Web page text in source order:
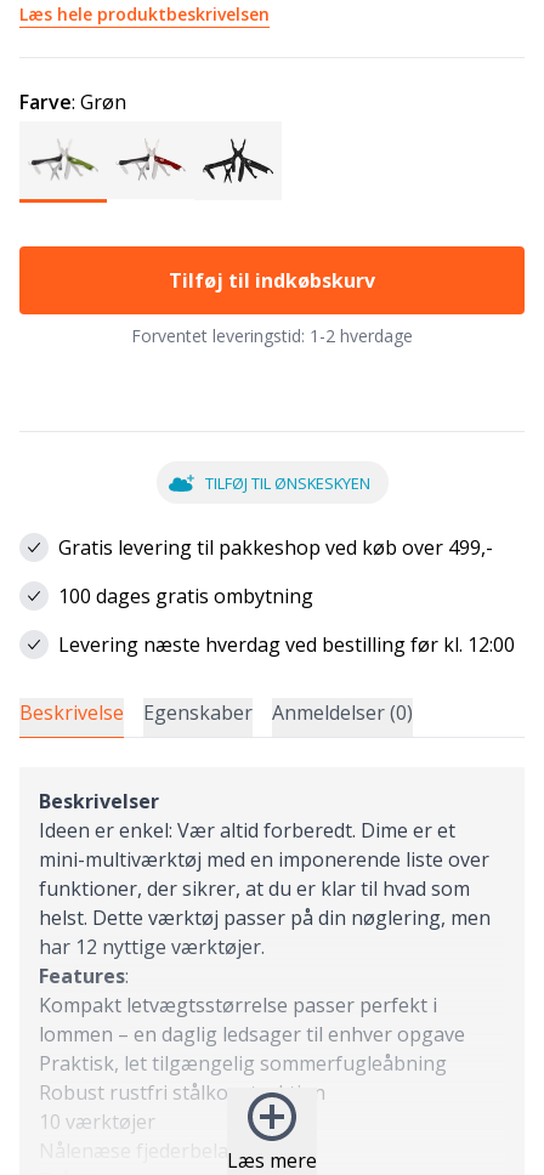
Læs hele produktbeskrivelsen
Farve: Grøn
Tilføj til indkøbskurv
Forventet leveringstid: 1-2 hverdage
TILFØJ TIL ØNSKESKYEN
Gratis levering til pakkeshop ved køb over 499,-
100 dages gratis ombytning
Levering næste hverdag ved bestilling før kl. 12:00
Beskrivelse Egenskaber Anmeldelser (0)
Læs mere
Beskrivelser
Ideen er enkel: Vær altid forberedt. Dime er et
mini-multiværktøj med en imponerende liste over
funktioner, der sikrer, at du er klar til hvad som
helst. Dette værktøj passer på din nøglering, men
har 12 nyttige værktøjer.
Features:
Kompakt letvægtsstørrelse passer perfekt i
lommen – en daglig ledsager til enhver opgave
Praktisk, let tilgængelig sommerfugleåbning
Robust rustfri stålkonstruktion
10 værktøjer
Nålenæse fjederbelastet tang